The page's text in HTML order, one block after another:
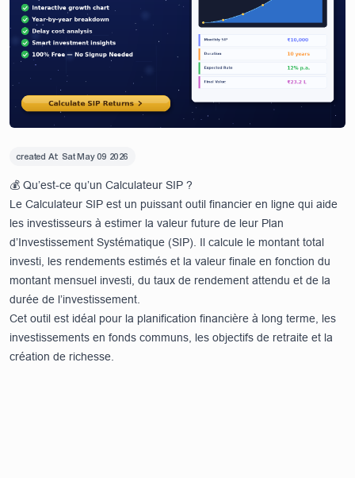
created At: Sat May 09 2026
💰 Qu’est-ce qu’un Calculateur SIP ?
Le Calculateur SIP est un puissant outil financier en ligne qui aide
les investisseurs à estimer la valeur future de leur Plan
d’Investissement Systématique (SIP). Il calcule le montant total
investi, les rendements estimés et la valeur finale en fonction du
montant mensuel investi, du taux de rendement attendu et de la
durée de l’investissement.
Cet outil est idéal pour la planification financière à long terme, les
investissements en fonds communs, les objectifs de retraite et la
création de richesse.